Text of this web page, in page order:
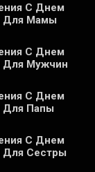
С Днем
Для Мамы
С Днем
Для Мужчин
С Днем
Для Папы
С Днем
Для Сестры